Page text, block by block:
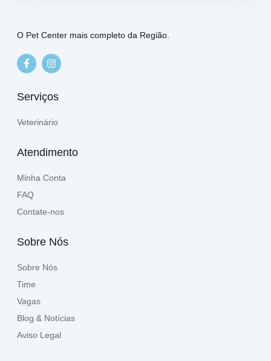
O Pet Center mais completo da Região.
Serviços
Veterinário
Atendimento
Minha Conta
FAQ
Contate-nos
Sobre Nós
Sobre Nós
Time
Vagas
Blog & Notícias
Aviso Legal